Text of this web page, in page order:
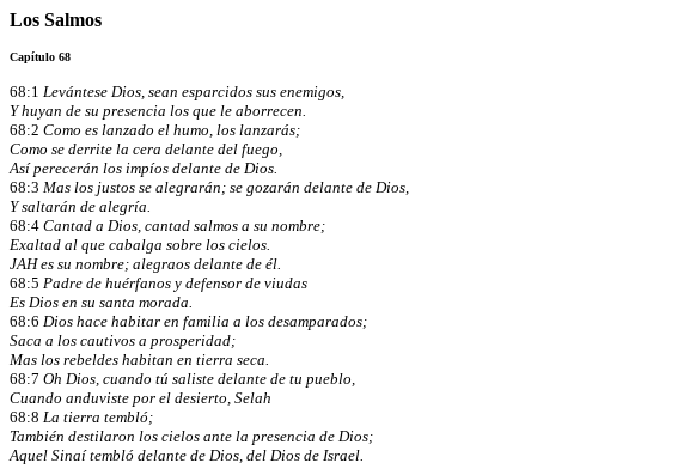
Los Salmos
Capítulo 68
68:1 Levántese Dios, sean esparcidos sus enemigos,
Y huyan de su presencia los que le aborrecen.
68:2 Como es lanzado el humo, los lanzarás;
Como se derrite la cera delante del fuego,
Así perecerán los impíos delante de Dios.
68:3 Mas los justos se alegrarán; se gozarán delante de Dios,
Y saltarán de alegría.
68:4 Cantad a Dios, cantad salmos a su nombre;
Exaltad al que cabalga sobre los cielos.
JAH es su nombre; alegraos delante de él.
68:5 Padre de huérfanos y defensor de viudas
Es Dios en su santa morada.
68:6 Dios hace habitar en familia a los desamparados;
Saca a los cautivos a prosperidad;
Mas los rebeldes habitan en tierra seca.
68:7 Oh Dios, cuando tú saliste delante de tu pueblo,
Cuando anduviste por el desierto, Selah
68:8 La tierra tembló;
También destilaron los cielos ante la presencia de Dios;
Aquel Sinaí tembló delante de Dios, del Dios de Israel.